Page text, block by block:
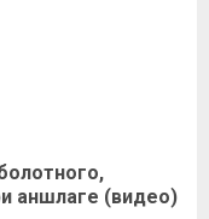
аншлаге (видео)